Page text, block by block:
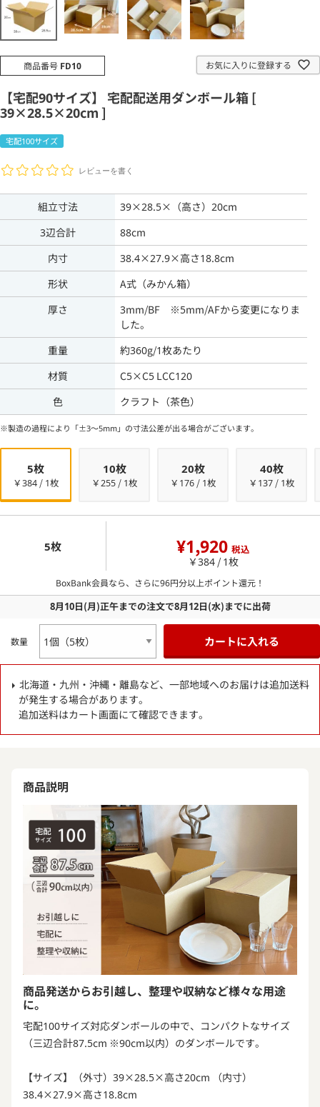
商品番号 FD10 お気に入りに登録する
【宅配90サイズ】 宅配配送用ダンボール箱 [
39×28.5×20cm ]
宅配100サイズ
レビューを書く
組立寸法
39×28.5×（高さ）20cm
3辺合計
88cm
内寸
38.4×27.9×高さ18.8cm
形状
A式（みかん箱）
厚さ
3mm/BF ※5mm/AFから変更になりま
した。
重量
約360g/1枚あたり
材質
C5×C5 LCC120
色
クラフト（茶色）
※製造の過程により「±3～5mm」の寸法公差が出る場合がございます。
5枚
￥384 / 1枚
10枚
￥255 / 1枚
20枚
￥176 / 1枚
40枚
￥137 / 1枚
5枚 ¥1,920 税込
￥384 / 1枚
BoxBank会員なら、さらに96円分以上ポイント還元！
8月10日(月)正午までの注文で8月12日(水)までに出荷
数量 カートに入れる
北海道・九州・沖縄・離島など、一部地域へのお届けは追加送料
が発生する場合があります。
追加送料はカート画面にて確認できます。
商品説明
商品発送からお引越し、整理や収納など様々な用途
に。
宅配100サイズ対応ダンボールの中で、コンパクトなサイズ
（三辺合計87.5cm ※90cm以内）のダンボールです。
【サイズ】（外寸）39×28.5×高さ20cm （内寸）
38.4×27.9×高さ18.8cm